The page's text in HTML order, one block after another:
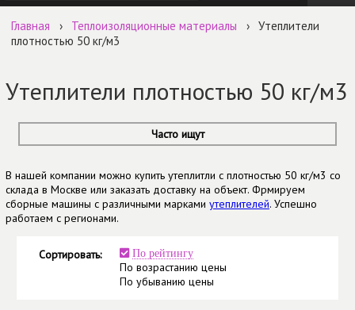
Главная › Теплоизоляционные материалы ›
Утеплители
плотностью 50 кг/м3
Утеплители плотностью 50 кг/м3
Часто ищут
В нашей компании можно купить утеплитли с плотностью 50 кг/м3 со
склада в Москве или заказать доставку на объект. Фрмируем
сборные машины с различными марками утеплителей. Успешно
работаем с регионами.
Сортировать: По рейтингу
По возрастанию цены
По убыванию цены